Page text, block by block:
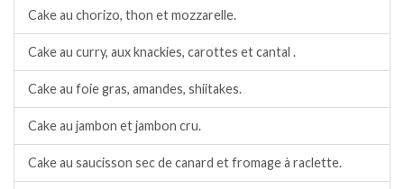
Cake au chorizo, thon et mozzarelle.
Cake au curry, aux knackies, carottes et cantal .
Cake au foie gras, amandes, shiitakes.
Cake au jambon et jambon cru.
Cake au saucisson sec de canard et fromage à raclette.